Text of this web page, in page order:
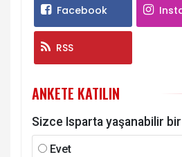
Facebook
RSS
ANKETE KATILIN
Sizce Isparta yaşanabilir
Evet